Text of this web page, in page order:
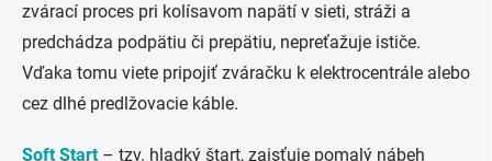
zvárací proces pri kolísavom napätí v sieti, stráži a
predchádza podpätiu či prepätiu, nepreťažuje ističe.
Vďaka tomu viete pripojiť zváračku k elektrocentrále alebo
cez dlhé predlžovacie káble.
Soft Start – tzv. hladký štart, zaisťuje pomalý nábeh